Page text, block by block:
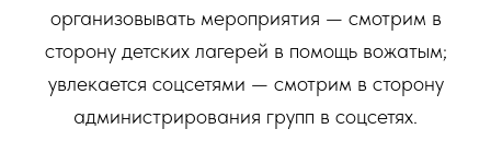
организовывать мероприятия — смотрим в
сторону детских лагерей в помощь вожатым;
увлекается соцсетями — смотрим в сторону
администрирования групп в соцсетях.